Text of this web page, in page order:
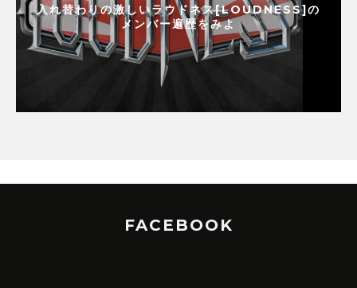
入れ替わりの激しいラウドネス[LOUDNESS]の
メンバー遍歴をみよ
FACEBOOK